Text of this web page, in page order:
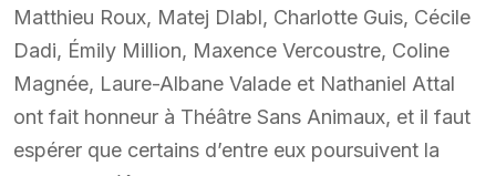
Matthieu Roux, Matej Dlabl, Charlotte Guis, Cécile
Dadi, Émily Million, Maxence Vercoustre, Coline
Magnée, Laure-Albane Valade et Nathaniel Attal
ont fait honneur à Théâtre Sans Animaux, et il faut
espérer que certains d’entre eux poursuivent la